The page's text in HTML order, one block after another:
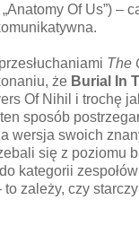
Of Us”) –
The
że Burial In
Of Nihil i trochę
sposób
wersja swoich
się z poziomu
kategorii
zależy, czy